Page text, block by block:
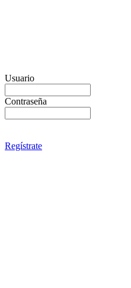
Usuario
Contraseña
Regístrate